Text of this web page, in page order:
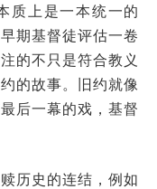
质上是一本统一的
期基督徒评估一卷
的不只是符合教义
的故事。旧约就像
后一幕的戏，基督
历史的连结，例如